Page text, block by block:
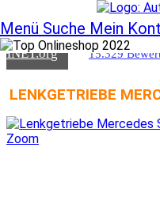
.org 15.329
.org 15.329
Menü Suche Mein
LENKGETRIEBE
Zoom